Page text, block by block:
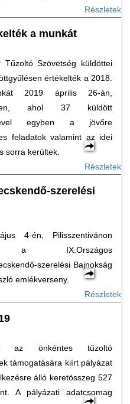
Részletek
a munkát
Tűzoltó Szövetség küldöttei
értékelték a 2018.
2019 április 26-án,
ahol 37 küldött
egyben a jövőre
feladatok valamint az idei
sorra kerültek.
Részletek
szerelési
4-én, Pilisszentivánon
a IX.Országos
szerelési Bajnokság
emlékverseny.
Részletek
az önkéntes tűzoltó
támogatására kiírt pályázat
álló keretösszeg 527
A pályázati adatcsomag